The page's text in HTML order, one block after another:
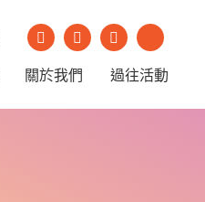
我們的Facebook
我們的Instagram
我們的我們的
關於我們 過往活動